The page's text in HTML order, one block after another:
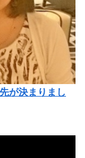
が決まりまし